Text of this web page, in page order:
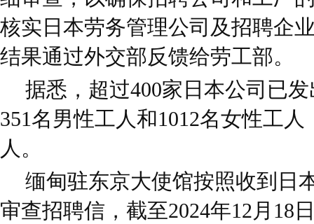
核实日本劳务管理公司及招聘企
结果通过外交部反馈给劳工部。
据悉，超过400家日本公司已
351名男性工人和1012名女性工
人。
缅甸驻东京大使馆按照收到日
审查招聘信，截至2024年12月18